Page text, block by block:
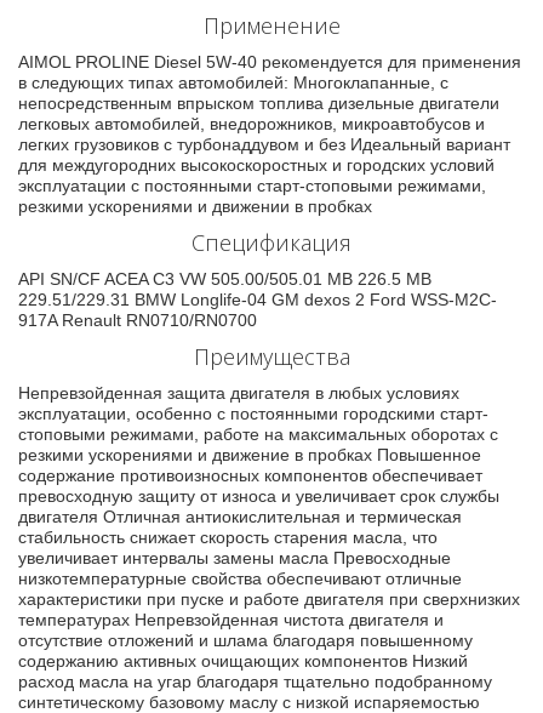
Применение
AIMOL PROLINE Diesel 5W-40 рекомендуется для применения
в следующих типах автомобилей: Многоклапанные, с
непосредственным впрыском топлива дизельные двигатели
легковых автомобилей, внедорожников, микроавтобусов и
легких грузовиков с турбонаддувом и без Идеальный вариант
для междугородних высокоскоростных и городских условий
эксплуатации с постоянными старт-стоповыми режимами,
резкими ускорениями и движении в пробках
Спецификация
API SN/CF ACEA C3 VW 505.00/505.01 MB 226.5 MB
229.51/229.31 BMW Longlife-04 GM dexos 2 Ford WSS-M2C-
917A Renault RN0710/RN0700
Преимущества
Непревзойденная защита двигателя в любых условиях
эксплуатации, особенно с постоянными городскими старт-
стоповыми режимами, работе на максимальных оборотах с
резкими ускорениями и движение в пробках Повышенное
содержание противоизносных компонентов обеспечивает
превосходную защиту от износа и увеличивает срок службы
двигателя Отличная антиокислительная и термическая
стабильность снижает скорость старения масла, что
увеличивает интервалы замены масла Превосходные
низкотемпературные свойства обеспечивают отличные
характеристики при пуске и работе двигателя при сверхнизких
температурах Непревзойденная чистота двигателя и
отсутствие отложений и шлама благодаря повышенному
содержанию активных очищающих компонентов Низкий
расход масла на угар благодаря тщательно подобранному
синтетическому базовому маслу с низкой испаряемостью